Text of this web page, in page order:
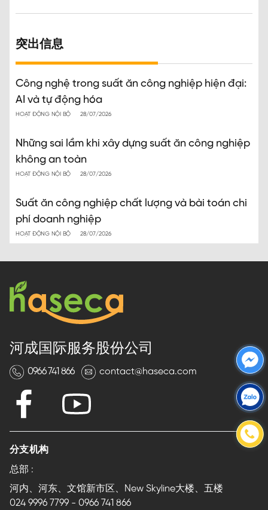
突出信息
Công nghệ trong suất ăn công nghiệp hiện đại:
AI và tự động hóa
HOẠT ĐỘNG NỘI BỘ 28/07/2026
Những sai lầm khi xây dựng suất ăn công nghiệp
không an toàn
HOẠT ĐỘNG NỘI BỘ 28/07/2026
Suất ăn công nghiệp chất lượng và bài toán chi
phí doanh nghiệp
HOẠT ĐỘNG NỘI BỘ 28/07/2026
河成国际服务股份公司
0966 741 866 contact@haseca.com
分支机构
总部 :
河内、河东、文馆新市区、New Skyline大楼、五楼
024 9996 7799 - 0966 741 866